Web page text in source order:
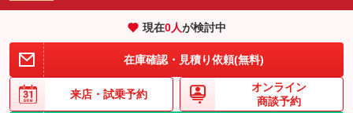
現在0人が検討中
在庫確認・見積り依頼(無料)
来店・ 試乗予約
オンライン
商談予約